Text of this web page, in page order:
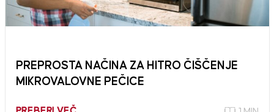
PREPROSTA NAČINA ZA HITRO ČIŠČENJE
MIKROVALOVNE PEČICE